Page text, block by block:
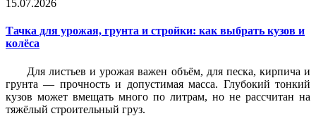
15.07.2026
Тачка для урожая, грунта и стройки: как выбрать кузов и
колёса
Для листьев и урожая важен объём, для песка, кирпича и
грунта — прочность и допустимая масса. Глубокий тонкий
кузов может вмещать много по литрам, но не рассчитан на
тяжёлый строительный груз.